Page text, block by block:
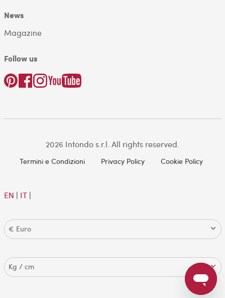
News
Magazine
Follow us
2026 Intondo s.r.l. All rights reserved.
Termini e Condizioni Privacy Policy Cookie Policy
EN | IT|